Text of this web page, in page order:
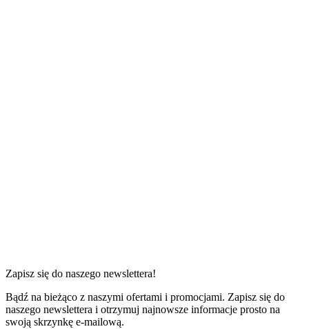
Zapisz się do naszego newslettera!
Bądź na bieżąco z naszymi ofertami i promocjami. Zapisz się do
naszego newslettera i otrzymuj najnowsze informacje prosto na
swoją skrzynkę e-mailową.